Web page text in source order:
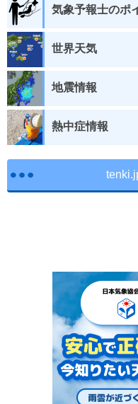
気象予報士のポ
世界天気
地震情報
熱中症情報